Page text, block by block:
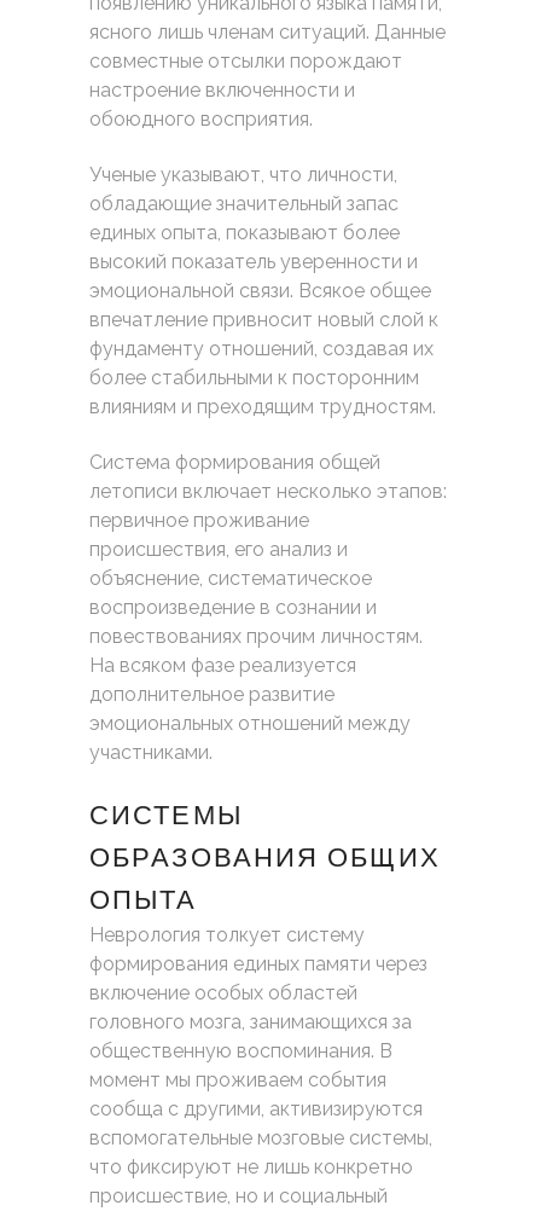
ясного лишь членам ситуаций. Данные
совместные отсылки порождают
настроение включенности и
обоюдного восприятия.
Ученые указывают, что личности,
обладающие значительный запас
единых опыта, показывают более
высокий показатель уверенности и
эмоциональной связи. Всякое общее
впечатление привносит новый слой к
фундаменту отношений, создавая их
более стабильными к посторонним
влияниям и преходящим трудностям.
Система формирования общей
летописи включает несколько этапов:
первичное проживание
происшествия, его анализ и
объяснение, систематическое
воспроизведение в сознании и
повествованиях прочим личностям.
На всяком фазе реализуется
дополнительное развитие
эмоциональных отношений между
участниками.
СИСТЕМЫ
ОБРАЗОВАНИЯ ОБЩИХ
ОПЫТА
Неврология толкует систему
формирования единых памяти через
включение особых областей
головного мозга, занимающихся за
общественную воспоминания. В
момент мы проживаем события
сообща с другими, активизируются
вспомогательные мозговые системы,
что фиксируют не лишь конкретно
происшествие, но и социальный